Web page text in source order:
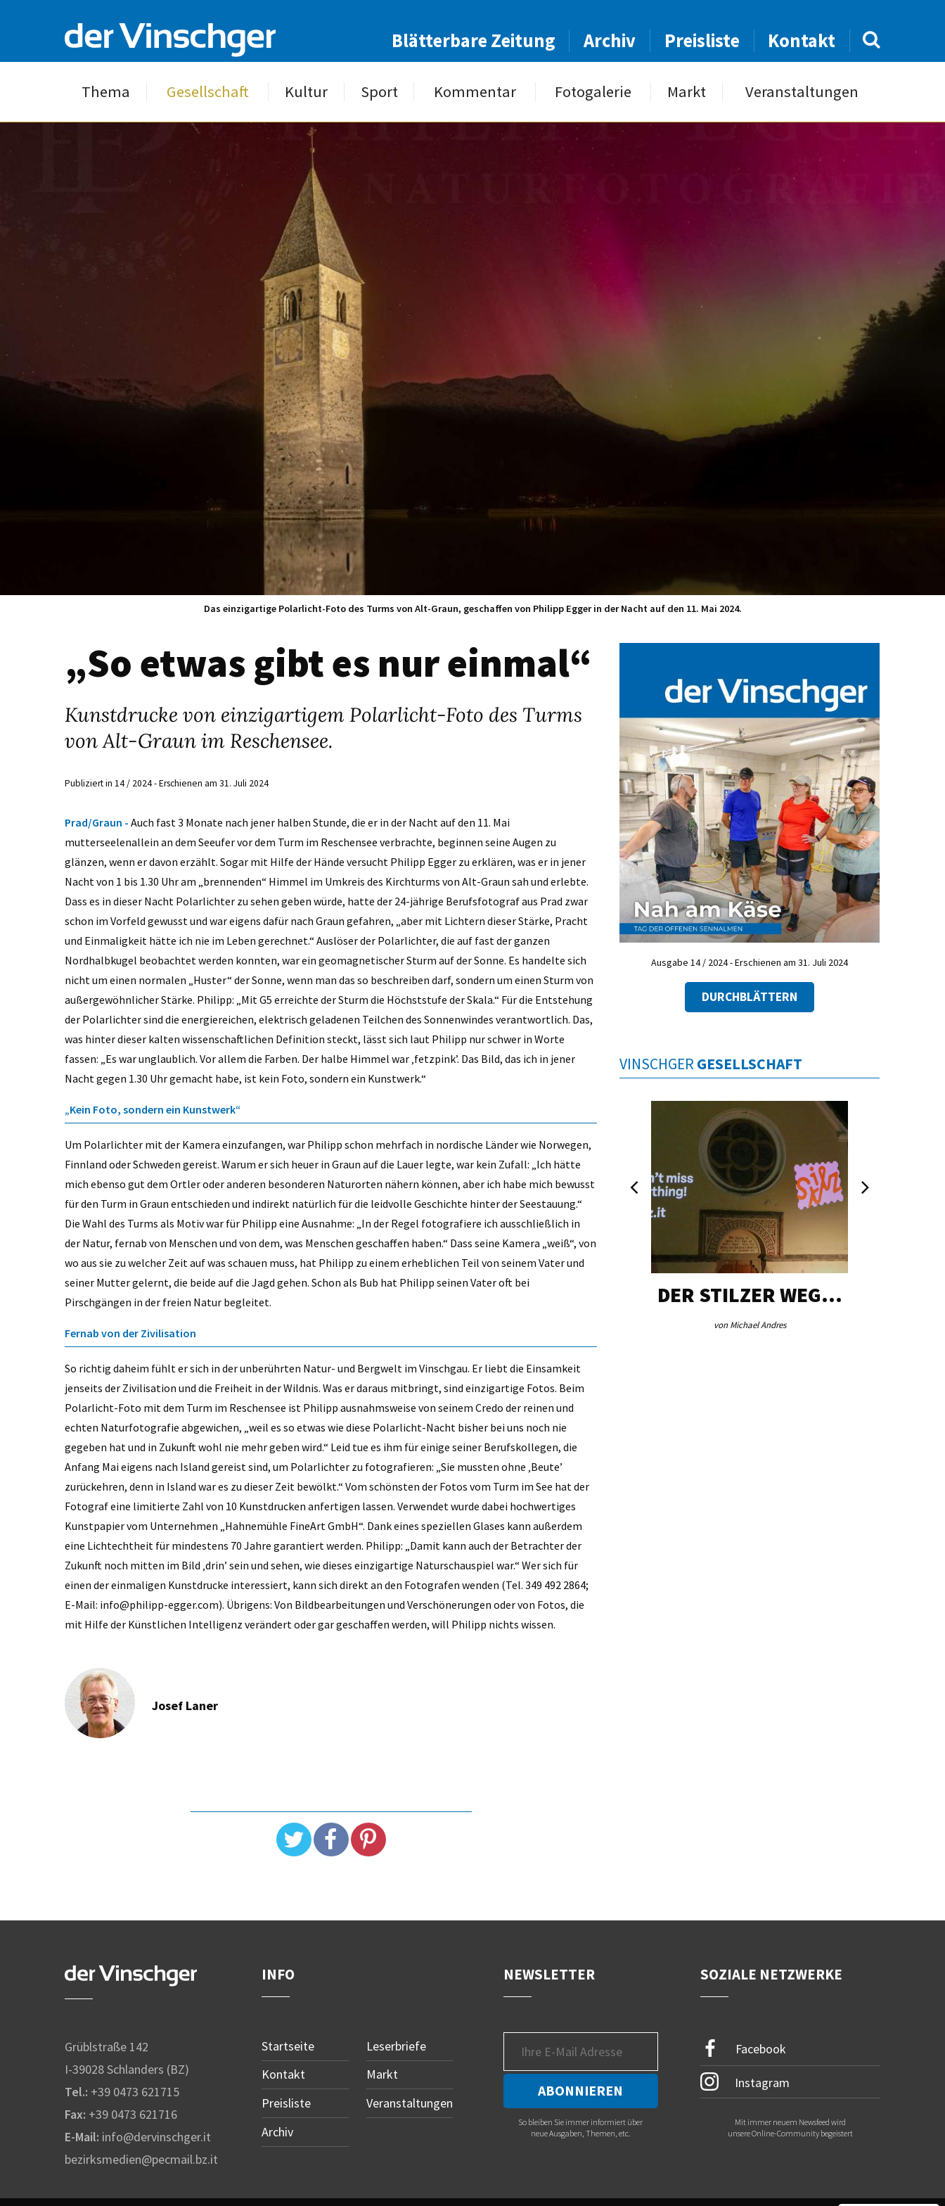
Blätterbare Zeitung Archiv Preisliste Kontakt
Thema Gesellschaft Kultur Sport Kommentar Fotogalerie Markt Veranstaltungen
Das einzigartige Polarlicht-Foto des Turms von Alt-Graun, geschaffen von Philipp Egger in der Nacht auf den 11. Mai 2024.
„So etwas gibt es nur einmal“
Kunstdrucke von einzigartigem Polarlicht-Foto des Turms
von Alt-Graun im Reschensee.
Publiziert in 14 / 2024 - Erschienen am 31. Juli 2024
Prad/Graun - Auch fast 3 Monate nach jener halben Stunde, die er in der Nacht auf den 11. Mai
mutterseelenallein an dem Seeufer vor dem Turm im Reschensee verbrachte, beginnen seine Augen zu
glänzen, wenn er davon erzählt. Sogar mit Hilfe der Hände versucht Philipp Egger zu erklären, was er in jener
Nacht von 1 bis 1.30 Uhr am „brennenden“ Himmel im Umkreis des Kirchturms von Alt-Graun sah und erlebte.
Dass es in dieser Nacht Polarlichter zu sehen geben würde, hatte der 24-jährige Berufsfotograf aus Prad zwar
schon im Vorfeld gewusst und war eigens dafür nach Graun gefahren, „aber mit Lichtern dieser Stärke, Pracht
und Einmaligkeit hätte ich nie im Leben gerechnet.“ Auslöser der Polarlichter, die auf fast der ganzen
Nordhalbkugel beobachtet werden konnten, war ein geomagnetischer Sturm auf der Sonne. Es handelte sich
nicht um einen normalen „Huster“ der Sonne, wenn man das so beschreiben darf, sondern um einen Sturm von
außergewöhnlicher Stärke. Philipp: „Mit G5 erreichte der Sturm die Höchststufe der Skala.“ Für die Entstehung
der Polarlichter sind die energiereichen, elektrisch geladenen Teilchen des Sonnenwindes verantwortlich. Das,
was hinter dieser kalten wissenschaftlichen Definition steckt, lässt sich laut Philipp nur schwer in Worte
fassen: „Es war unglaublich. Vor allem die Farben. Der halbe Himmel war ‚fetzpink’. Das Bild, das ich in jener
Nacht gegen 1.30 Uhr gemacht habe, ist kein Foto, sondern ein Kunstwerk.“
„Kein Foto, sondern ein Kunstwerk“
Um Polarlichter mit der Kamera einzufangen, war Philipp schon mehrfach in nordische Länder wie Norwegen,
Finnland oder Schweden gereist. Warum er sich heuer in Graun auf die Lauer legte, war kein Zufall: „Ich hätte
mich ebenso gut dem Ortler oder anderen besonderen Naturorten nähern können, aber ich habe mich bewusst
für den Turm in Graun entschieden und indirekt natürlich für die leidvolle Geschichte hinter der Seestauung.“
Die Wahl des Turms als Motiv war für Philipp eine Ausnahme: „In der Regel fotografiere ich ausschließlich in
der Natur, fernab von Menschen und von dem, was Menschen geschaffen haben.“ Dass seine Kamera „weiß“, von
wo aus sie zu welcher Zeit auf was schauen muss, hat Philipp zu einem erheblichen Teil von seinem Vater und
seiner Mutter gelernt, die beide auf die Jagd gehen. Schon als Bub hat Philipp seinen Vater oft bei
Pirschgängen in der freien Natur begleitet.
Fernab von der Zivilisation
So richtig daheim fühlt er sich in der unberührten Natur- und Bergwelt im Vinschgau. Er liebt die Einsamkeit
jenseits der Zivilisation und die Freiheit in der Wildnis. Was er daraus mitbringt, sind einzigartige Fotos. Beim
Polarlicht-Foto mit dem Turm im Reschensee ist Philipp ausnahmsweise von seinem Credo der reinen und
echten Naturfotografie abgewichen, „weil es so etwas wie diese Polarlicht-Nacht bisher bei uns noch nie
gegeben hat und in Zukunft wohl nie mehr geben wird.“ Leid tue es ihm für einige seiner Berufskollegen, die
Anfang Mai eigens nach Island gereist sind, um Polarlichter zu fotografieren: „Sie mussten ohne ‚Beute’
zurückehren, denn in Island war es zu dieser Zeit bewölkt.“ Vom schönsten der Fotos vom Turm im See hat der
Fotograf eine limitierte Zahl von 10 Kunstdrucken anfertigen lassen. Verwendet wurde dabei hochwertiges
Kunstpapier vom Unternehmen „Hahnemühle FineArt GmbH“. Dank eines speziellen Glases kann außerdem
eine Lichtechtheit für mindestens 70 Jahre garantiert werden. Philipp: „Damit kann auch der Betrachter der
Zukunft noch mitten im Bild ‚drin’ sein und sehen, wie dieses einzigartige Naturschauspiel war.“ Wer sich für
einen der einmaligen Kunstdrucke interessiert, kann sich direkt an den Fotografen wenden (Tel. 349 492 2864;
E-Mail: info@philipp-egger.com). Übrigens: Von Bildbearbeitungen und Verschönerungen oder von Fotos, die
mit Hilfe der Künstlichen Intelligenz verändert oder gar geschaffen werden, will Philipp nichts wissen.
Josef Laner
Ausgabe 14 / 2024 - Erschienen am 31. Juli 2024
DURCHBLÄTTERN
VINSCHGER GESELLSCHAFT
DER STILZER WEG…
von Michael Andres
Grüblstraße 142
I-39028 Schlanders (BZ)
Tel.: +39 0473 621715
Fax: +39 0473 621716
E-Mail: info@dervinschger.it
bezirksmedien@pecmail.bz.it
INFO
Startseite
Kontakt
Preisliste
Archiv
Leserbriefe
Markt
Veranstaltungen
NEWSLETTER
So bleiben Sie immer informiert über
neue Ausgaben, Themen, etc.
SOZIALE NETZWERKE
Facebook
Instagram
Mit immer neuem Newsfeed wird
unsere Online-Community begeistert